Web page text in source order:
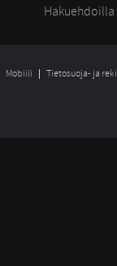
Mobiili Tietosuoja- ja